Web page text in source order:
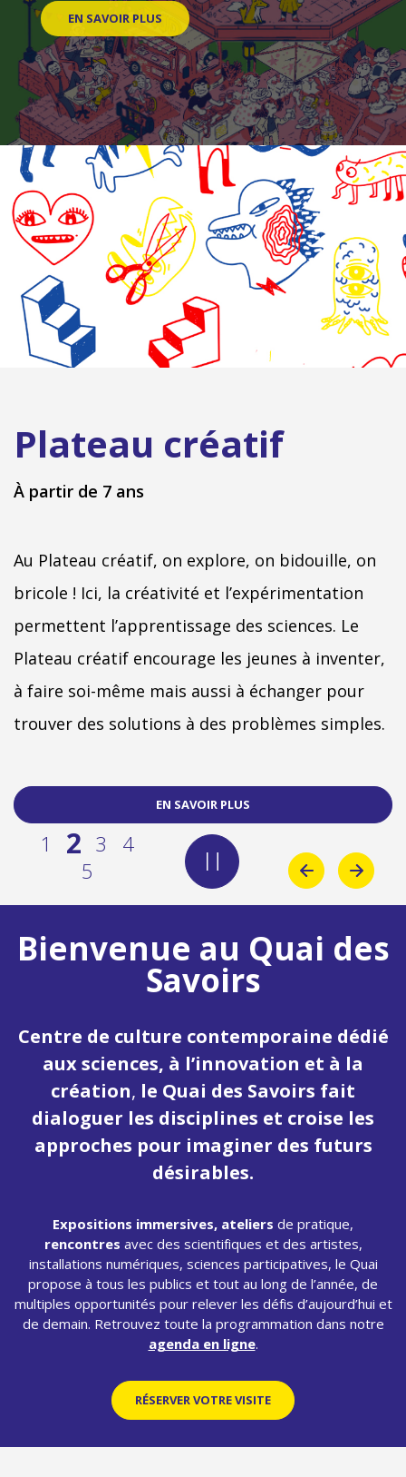
EN SAVOIR PLUS
1 2 3
4
5
Plateau créatif
À partir de 7 ans
Au Plateau créatif, on explore, on bidouille, on
bricole ! Ici, la créativité et l’expérimentation
permettent l’apprentissage des sciences. Le
Plateau créatif encourage les jeunes à inventer,
à faire soi-même mais aussi à échanger pour
trouver des solutions à des problèmes simples.
EN SAVOIR PLUS
Bienvenue au Quai des
Savoirs
Centre de culture contemporaine dédié
aux sciences, à l’innovation et à la
création, le Quai des Savoirs fait
dialoguer les disciplines et croise les
approches pour imaginer des futurs
désirables.
Expositions immersives, ateliers de pratique,
rencontres avec des scientifiques et des artistes,
installations numériques, sciences participatives, le Quai
propose à tous les publics et tout au long de l’année, de
multiples opportunités pour relever les défis d’aujourd’hui et
de demain. Retrouvez toute la programmation dans notre
agenda en ligne.
RÉSERVER VOTRE VISITE